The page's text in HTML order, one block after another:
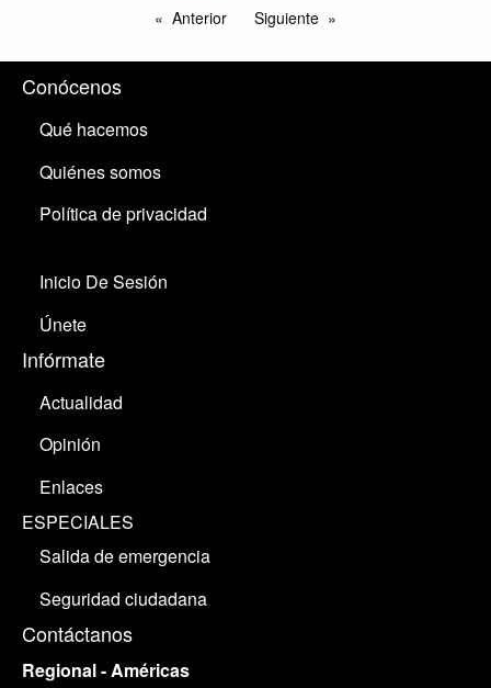
Anterior Siguiente
Conócenos
Qué hacemos
Quiénes somos
Política de privacidad
Inicio De Sesión
Únete
Infórmate
Actualidad
Opinión
Enlaces
ESPECIALES
Salida de emergencia
Seguridad ciudadana
Contáctanos
Regional - Américas